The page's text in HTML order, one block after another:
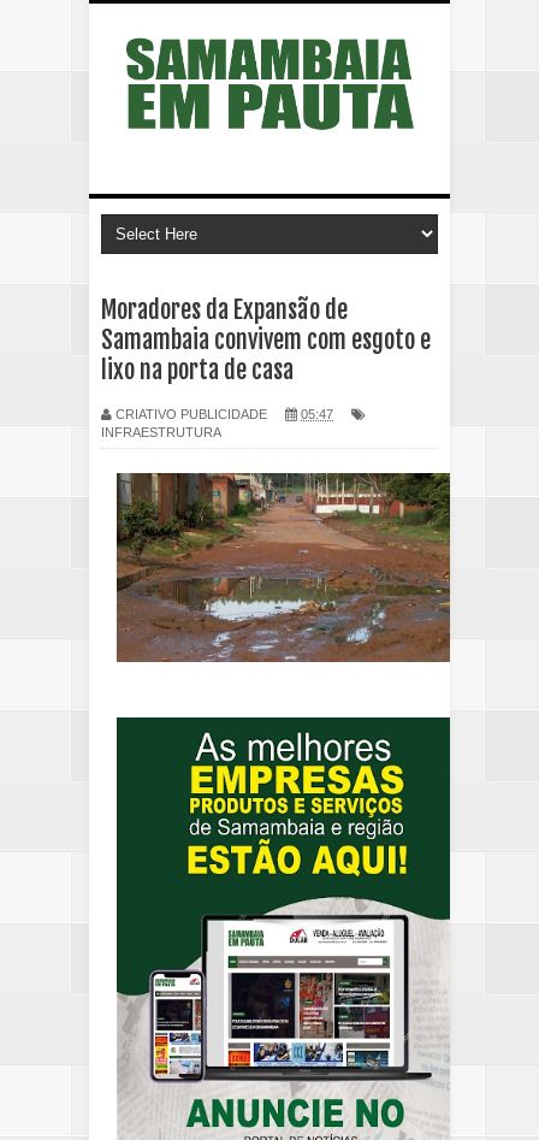
Moradores da Expansão de
Samambaia convivem com esgoto e
lixo na porta de casa
CRIATIVO PUBLICIDADE
05:47
INFRAESTRUTURA